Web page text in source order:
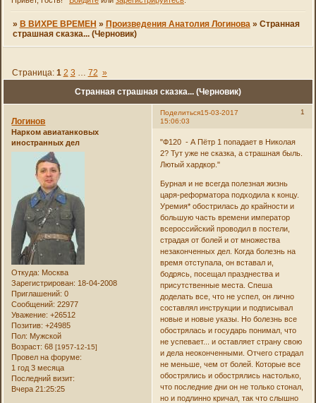
» В ВИХРЕ ВРЕМЕН » Произведения Анатолия Логинова » Странная
страшная сказка... (Черновик)
Странная страшная сказка... (Черновик)
Страница: 1 2 3 … 72 »
Поделиться 1
15-03-2017
15:06:03
Логинов
Нарком авиатанковых
иностранных дел
Откуда: Москва
Зарегистрирован: 18-04-2008
Приглашений: 0
Сообщений: 22977
Уважение: +26512
Позитив: +24985
Пол: Мужской
Возраст: 68[1957-12-15]
Провел на форуме:
1 год 3 месяца
Последний визит:
Вчера 21:25:25
"Ф120 - А Пётр 1 попадает в Николая
2? Тут уже не сказка, а страшная быль.
Лютый хардкор."
Бурная и не всегда полезная жизнь
царя-реформатора подходила к концу.
Уремия* обострилась до крайности и
большую часть времени император
всероссийский проводил в постели,
страдая от болей и от множества
незаконченных дел. Когда болезнь на
время отступала, он вставал и,
бодрясь, посещал празднества и
присутственные места. Спеша
доделать все, что не успел, он лично
составлял инструкции и подписывал
новые и новые указы. Но болезнь все
обострялась и государь понимал, что
не успевает... и оставляет страну свою
и дела неоконченными. Отчего страдал
не меньше, чем от болей. Которые все
обострялись и обострялись настолько,
что последние дни он не только стонал,
но и подлинно кричал, так что слышно